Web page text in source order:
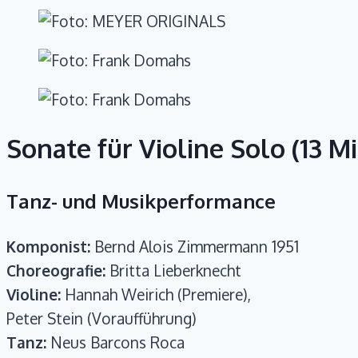
Sonate für Violine Solo (13
Tanz- und Musikperformance
Komponist: Bernd Alois Zimmermann 1951
Choreografie: Britta Lieberknecht
Violine: Hannah Weirich (Premiere),
Peter Stein (Voraufführung)
Tanz: Neus Barcons Roca